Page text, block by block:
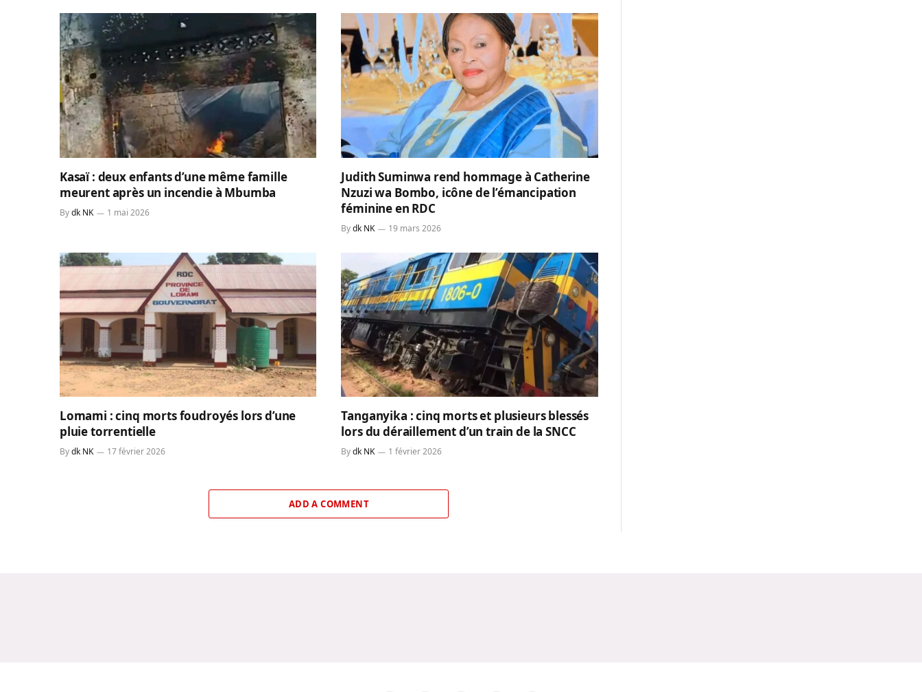
Kasaï : deux enfants d’une même famille
meurent après un incendie à Mbumba
Bydk NK 1 mai 2026
Judith Suminwa rend hommage à Catherine
Nzuzi wa Bombo, icône de l’émancipation
féminine en RDC
By dk NK 19 mars 2026
Lomami : cinq morts foudroyés lors d’une
pluie torrentielle
Bydk NK 17 février 2026
Tanganyika : cinq morts et plusieurs blessés
lors du déraillement d’un train de la SNCC
By dk NK 1 février 2026
ADD A COMMENT